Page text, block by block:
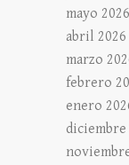
mayo 2026
abril 2026
marzo
febrero
enero
diciembre